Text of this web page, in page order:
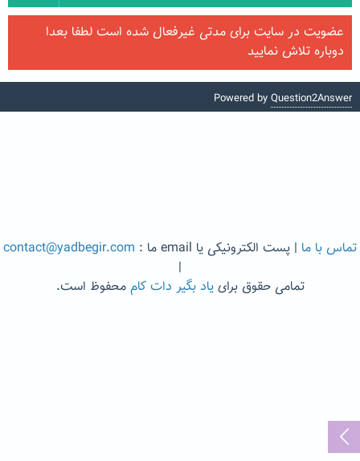
عضویت در سایت برای مدتی غیرفعال شده است لطفا بعدا
دوباره تلاش نمایید
Powered by Question2Answer
تماس با ما | پست الکترونیکی یا email ما :
contact@yadbegir.com
|
تمامی حقوق براییاد بگیر دات کام محفوظ است.